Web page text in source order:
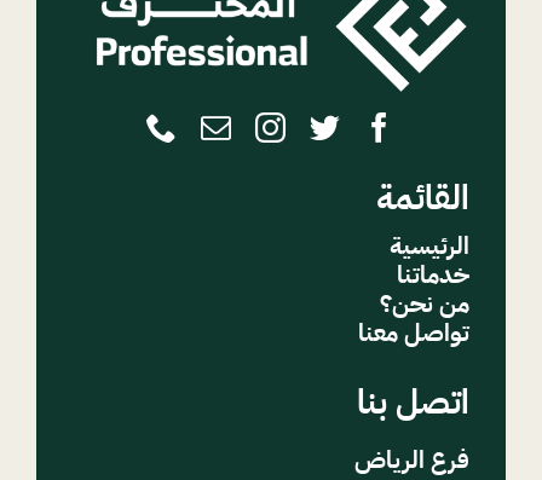
القائمة
الرئيسية
خدماتنا
من نحن؟
تواصل معنا
اتصل بنا
فرع الرياض